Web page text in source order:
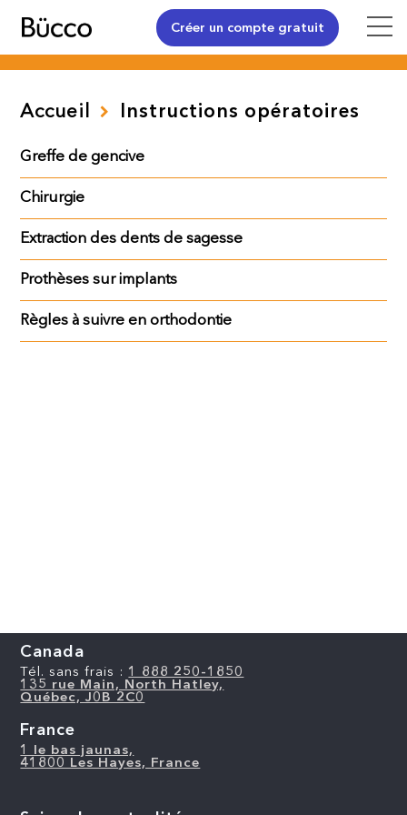
Créer un compte gratuit
Accueil Instructions opératoires
Greffe de gencive
Chirurgie
Extraction des dents de sagesse
Prothèses sur implants
Règles à suivre en orthodontie
Canada
Tél. sans frais : 1 888 250-1850
135 rue Main, North Hatley,
Québec, J0B 2C0
France
1 le bas jaunas,
41800 Les Hayes, France